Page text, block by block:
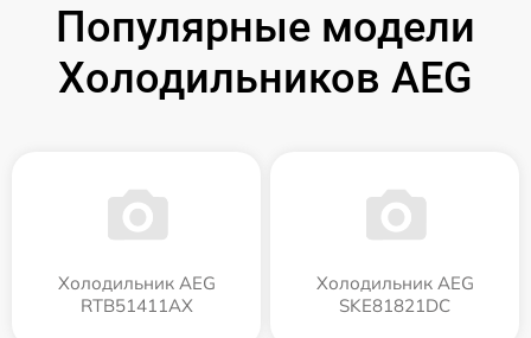
Популярные модели
Холодильников AEG
Холодильник AEG
RTB51411AX
Холодильник AEG
SKE81821DC